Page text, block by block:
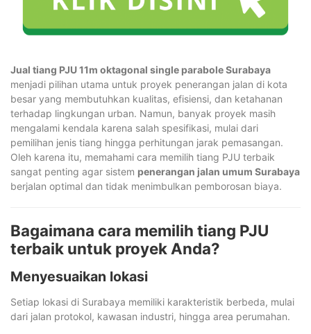
Jual tiang PJU 11m oktagonal single parabole Surabaya
menjadi pilihan utama untuk proyek penerangan jalan di kota
besar yang membutuhkan kualitas, efisiensi, dan ketahanan
terhadap lingkungan urban. Namun, banyak proyek masih
mengalami kendala karena salah spesifikasi, mulai dari
pemilihan jenis tiang hingga perhitungan jarak pemasangan.
Oleh karena itu, memahami cara memilih tiang PJU terbaik
sangat penting agar sistem penerangan jalan umum Surabaya
berjalan optimal dan tidak menimbulkan pemborosan biaya.
Bagaimana cara memilih tiang PJU
terbaik untuk proyek Anda?
Menyesuaikan lokasi
Setiap lokasi di Surabaya memiliki karakteristik berbeda, mulai
dari jalan protokol, kawasan industri, hingga area perumahan.